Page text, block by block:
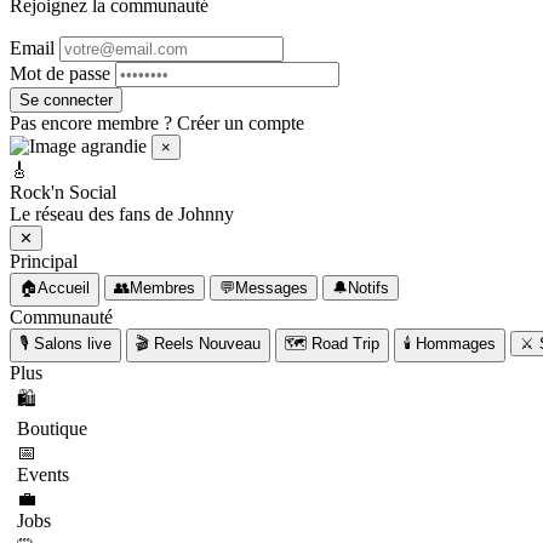
Rejoignez la communauté
Email
Mot de passe
Se connecter
Pas encore membre ? Créer un compte
×
🎸
Rock'n Social
Le réseau des fans de Johnny
✕
Principal
🏠Accueil 👥Membres 💬 Messages 🔔 Notifs
Communauté
🎙️ Salons live 🎬 Reels Nouveau 🗺️ Road Trip 🕯️ Hommages ⚔️
Plus
🛍️
Boutique
📅
Events
💼
Jobs